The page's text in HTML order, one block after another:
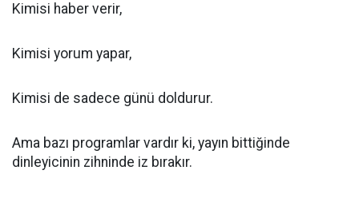
Kimisi haber verir,
Kimisi yorum yapar,
Kimisi de sadece günü doldurur.
Ama bazı programlar vardır ki, yayın bittiğinde
dinleyicinin zihninde iz bırakır.